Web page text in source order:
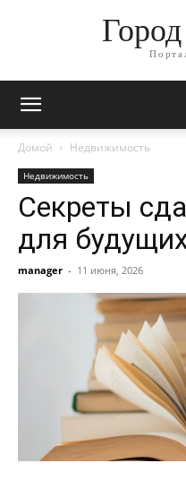
Домой Недвижимость
Недвижимость
Секреты
для
manager - 11 июня, 2026